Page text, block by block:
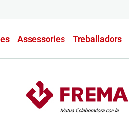
Assessories Treballadors